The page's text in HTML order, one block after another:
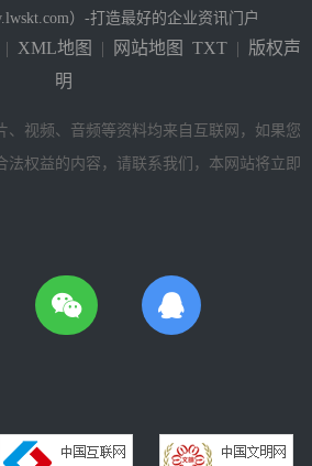
）-打造最好的企业资讯门户
| XML地图 | 网站地图 TXT | 版权声
明
、视频、音频等资料均来自互联网，如果您
法权益的内容，请联系我们，本网站将立即